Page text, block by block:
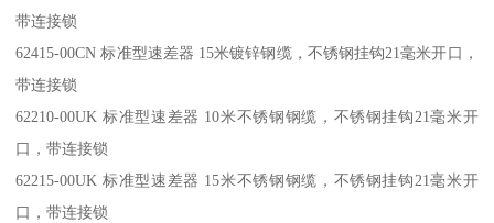
带连接锁
62415-00CN 标准型速差器 15米镀锌钢缆，不锈钢挂钩21毫米开口，
带连接锁
62210-00UK 标准型速差器 10米不锈钢钢缆，不锈钢挂钩21毫米开
口，带连接锁
62215-00UK 标准型速差器 15米不锈钢钢缆，不锈钢挂钩21毫米开
口，带连接锁